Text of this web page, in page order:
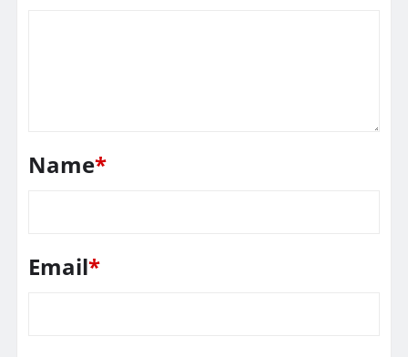
Name*
Email*